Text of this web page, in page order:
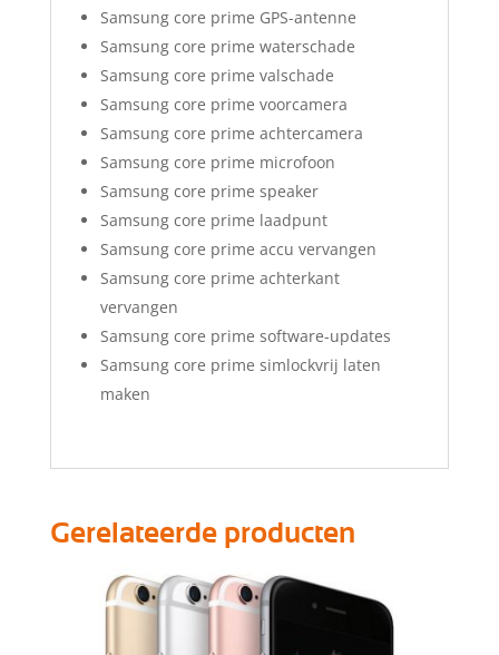
Samsung core prime GPS-antenne
Samsung core prime waterschade
Samsung core prime valschade
Samsung core prime voorcamera
Samsung core prime achtercamera
Samsung core prime microfoon
Samsung core prime speaker
Samsung core prime laadpunt
Samsung core prime accu vervangen
Samsung core prime achterkant
vervangen
Samsung core prime software-updates
Samsung core prime simlockvrij laten
maken
Gerelateerde producten